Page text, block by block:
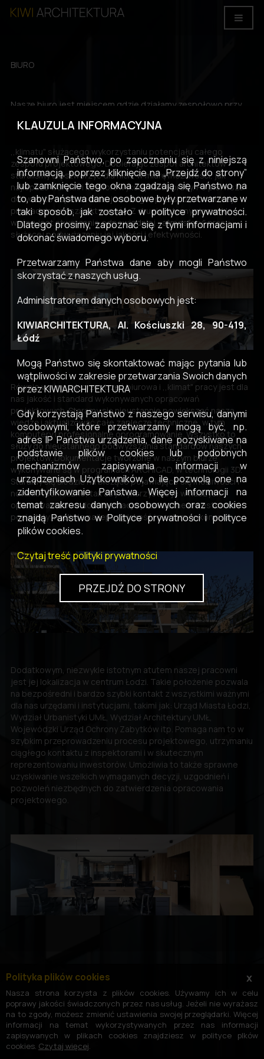
BIURO
Nasze biuro jest miejscem gdzie działamy zespołowo przy
ważną kwestią jest dla nas miejsce naszej pracy, stworzenie
,,klimatu" służącego wykorzystaniu potencjału całego
zespołu projektowego. Dobierając zespół architektów
staraliśmy się stworzyć dla nich, w miarę możliwości, jak
najlepsze warunki i komfort wykonywania pracy. Po pierwsze
dotyczy to aspektu funkcjonalnego i przestrzeni w której
prowadzimy naszą aktywność. Z drugiej strony niezwykle
ważne jest stworzenie odpowiedniej ,,atmosfery" pracy,
służącej podwyższeniu jej jakości i efektywności.
Równie ważne jak przestrzeń biurowa i ,,klimat" pracy jest dla
nas jakość i standard wykonywanych opracowań
projektowych. Staramy się nieustannie powiększać naszą
wiedzę i aktualizować całe zaplecze techniczne, w tym
komputery i profesjonalne oprogramowanie. Wszystko to
służy do nieustannego podwyższania standardów naszych
projektów. Dokumentacje tworzone w naszym biurze
wykonywane są w programach ARCHICAD, w technologii 3D.
Staramy się śledzić na bieżąco pojawiające się możliwości i
nowinki techniczne, tak aby wykorzystać je w naszych
opracowaniach, a dokumentacje przekazane inwestorom
posiadały możliwie najlepszą jakość i poziom wykonania.
Dodatkowym, niezwykle istotnym atutem naszej pracowni
jest jej lokalizacja w centrum Łodzi. Takie położenie pozwala
na bezpośredni i bardzo szybki kontakt z wszystkimi ważnymi
dla nas urzędami i instytucjami, takimi jak: Urząd Miasta Łodzi,
Wydział Urbanistyki UMŁ, Wydział Architektury UMŁ,
Wojewódzki Urząd Ochrony Zabytków itp. Pomaga nam to w
szybkim przeprowadzeniu procesu projektowego, utrzymaniu
ciągłego kontaktu z inspektorami i w skutecznym
reprezentowaniu inwestorów. Umożliwia to także sprawne
uzyskiwanie wszelkich wymaganych decyzji, uzgodnień i
pozwoleń niezbędnych do zatwierdzenia opracowania
projektowego.
KLAUZULA INFORMACYJNA
Szanowni Państwo, po zapoznaniu się z niniejszą
informacją, poprzez kliknięcie na „Przejdź do strony”
lub zamknięcie tego okna zgadzają się Państwo na
to, aby Państwa dane osobowe były przetwarzane w
taki sposób, jak zostało w polityce prywatności.
Dlatego prosimy, zapoznać się z tymi informacjami i
dokonać świadomego wyboru.
Przetwarzamy Państwa dane aby mogli Państwo
skorzystać z naszych usług.
Administratorem danych osobowych jest:
KIWIARCHITEKTURA, Al. Kościuszki 28, 90-419,
Łódź
Mogą Państwo się skontaktować mając pytania lub
wątpliwości w zakresie przetwarzania Swoich danych
przez KIWIARCHITEKTURA
Gdy korzystają Państwo z naszego serwisu, danymi
osobowymi, które przetwarzamy mogą być, np.
adres IP Państwa urządzenia, dane pozyskiwane na
podstawie plików cookies lub podobnych
mechanizmów zapisywania informacji w
urządzeniach Użytkowników, o ile pozwolą one na
zidentyfikowanie Państwa. Więcej informacji na
temat zakresu danych osobowych oraz cookies
znajdą Państwo w Polityce prywatności i polityce
plików cookies.
Czytaj treść polityki prywatności
PRZEJDŹ DO STRONY
x
Polityka plików cookies
Nasza strona korzysta z plików cookies. Używamy ich w celu
poprawy jakości świadczonych przez nas usług. Jeżeli nie wyrażasz
na to zgody, możesz zmienić ustawienia swojej przeglądarki. Więcej
informacji na temat wykorzystywanych przez nas informacji
zapisywanych w plikach cookies znajdziesz w polityce plków
cookies. Czytaj więcej.